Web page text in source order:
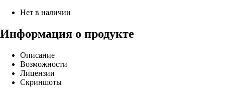
Нет в наличии
Информация о продукте
Описание
Возможности
Лицензии
Скриншоты